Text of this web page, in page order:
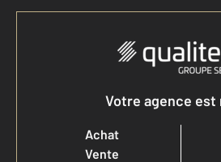
Votre agence est
Achat
Vente